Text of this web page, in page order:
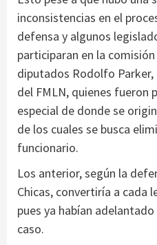
inconsistencias en el
defensa y algunos
participaran en la
diputados Rodolfo Parker,
del FMLN, quienes fueron
especial de donde se
de los cuales se busca
funcionario.
Los anterior, según la
Chicas, convertiría a cada
pues ya habían
caso.